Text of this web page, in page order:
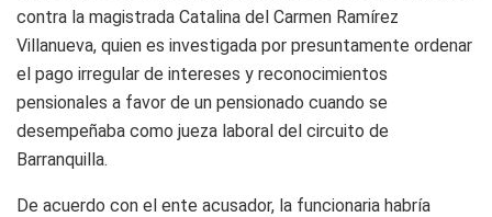
contra la magistrada Catalina del Carmen Ramírez
Villanueva, quien es investigada por presuntamente ordenar
el pago irregular de intereses y reconocimientos
pensionales a favor de un pensionado cuando se
desempeñaba como jueza laboral del circuito de
Barranquilla.
De acuerdo con el ente acusador, la funcionaria habría